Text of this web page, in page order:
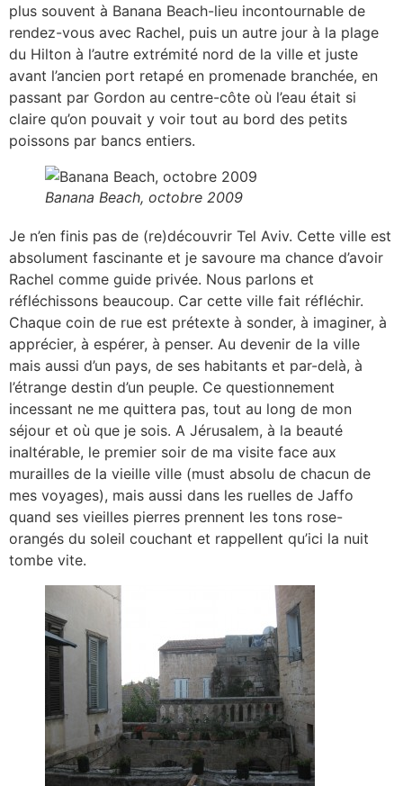
plus souvent à Banana Beach-lieu incontournable de
rendez-vous avec Rachel, puis un autre jour à la plage
du Hilton à l’autre extrémité nord de la ville et juste
avant l’ancien port retapé en promenade branchée, en
passant par Gordon au centre-côte où l’eau était si
claire qu’on pouvait y voir tout au bord des petits
poissons par bancs entiers.
Banana Beach, octobre 2009
Je n’en finis pas de (re)découvrir Tel Aviv. Cette ville est
absolument fascinante et je savoure ma chance d’avoir
Rachel comme guide privée. Nous parlons et
réfléchissons beaucoup. Car cette ville fait réfléchir.
Chaque coin de rue est prétexte à sonder, à imaginer, à
apprécier, à espérer, à penser. Au devenir de la ville
mais aussi d’un pays, de ses habitants et par-delà, à
l’étrange destin d’un peuple. Ce questionnement
incessant ne me quittera pas, tout au long de mon
séjour et où que je sois. A Jérusalem, à la beauté
inaltérable, le premier soir de ma visite face aux
murailles de la vieille ville (must absolu de chacun de
mes voyages), mais aussi dans les ruelles de Jaffo
quand ses vieilles pierres prennent les tons rose-
orangés du soleil couchant et rappellent qu’ici la nuit
tombe vite.